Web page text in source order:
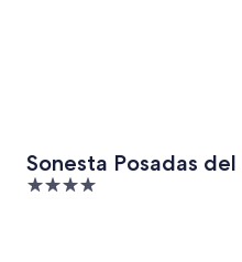
Sonesta Posadas del
Titicaca - Puno
4